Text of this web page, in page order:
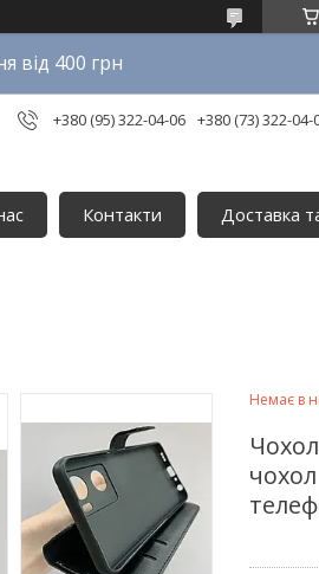
від 400 грн
+380 (95) 322-04-06 +380 (73) 322-04-
Контакти
Доставка
Немає в